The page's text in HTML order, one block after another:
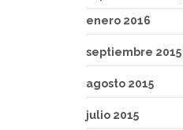
enero 2016
septiembre 2015
agosto 2015
julio 2015